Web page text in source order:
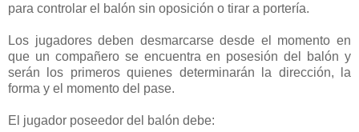
para controlar el balón sin oposición o tirar a portería.
Los jugadores deben desmarcarse desde el momento en
que un compañero se encuentra en posesión del balón y
serán los primeros quienes determinarán la dirección, la
forma y el momento del pase.
El jugador poseedor del balón debe: